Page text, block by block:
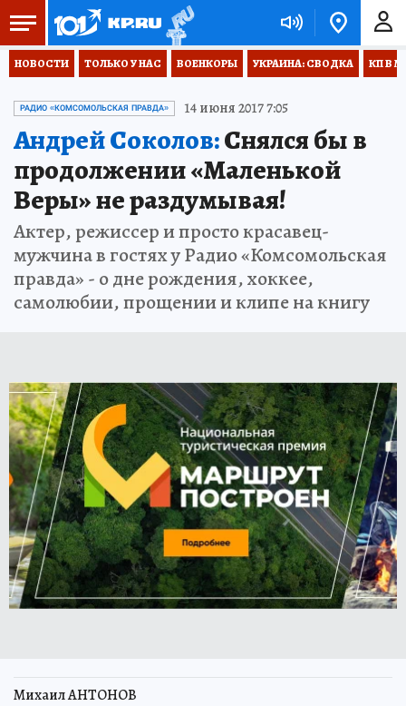
НОВОСТИ ТОЛЬКО У НАС ВОЕНКОРЫ УКРАИНА: СВОДКА КП В
РАДИО «КОМСОМОЛЬСКАЯ ПРАВДА» 14 июня 2017 7:05
Андрей Соколов:Снялся бы в
продолжении «Маленькой
Веры» не раздумывая!
Актер, режиссер и просто красавец-
мужчина в гостях у Радио «Комсомольская
правда» - о дне рождения, хоккее,
самолюбии, прощении и клипе на книгу
Михаил АНТОНОВ